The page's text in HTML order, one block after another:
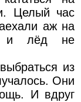
Целый час
аж на
и лёд не
из
Они
И вдруг